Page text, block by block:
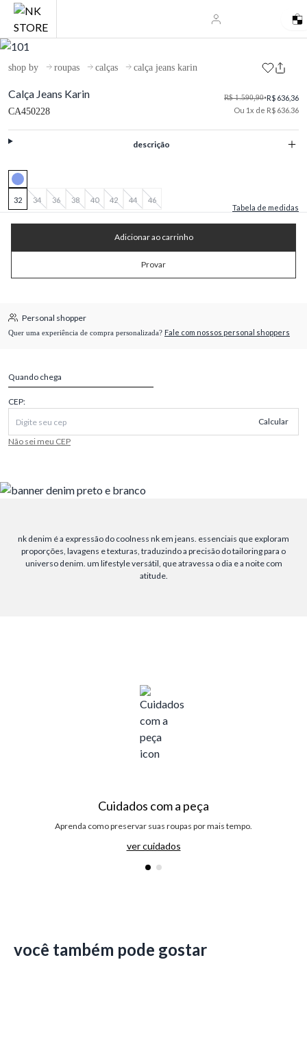
shop by roupas calças calça jeans karin
Calça Jeans Karin
CA450228
R$ 1.590,90•R$ 636,36
Ou 1x de R$ 636.36
descrição
32 34 36 38 40 42 44
46
Tabela de medidas
Adicionar ao carrinho
Provar
Personal shopper
Quer uma experiência de compra personalizada? Fale com nossos personal shoppers
Quando chega
CEP:
Calcular
Não sei meu CEP
nk denim é a expressão do coolness nk em jeans. essenciais que exploram
proporções, lavagens e texturas, traduzindo a precisão do tailoring para o
universo denim. um lifestyle versátil, que atravessa o dia e a noite com
atitude.
Cuidados com a peça
Aprenda como preservar suas roupas por mais tempo.
ver cuidados
você também pode gostar